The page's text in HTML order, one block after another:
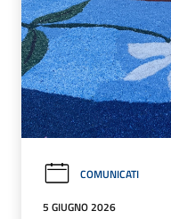
COMUNICATI
5 GIUGNO 2026